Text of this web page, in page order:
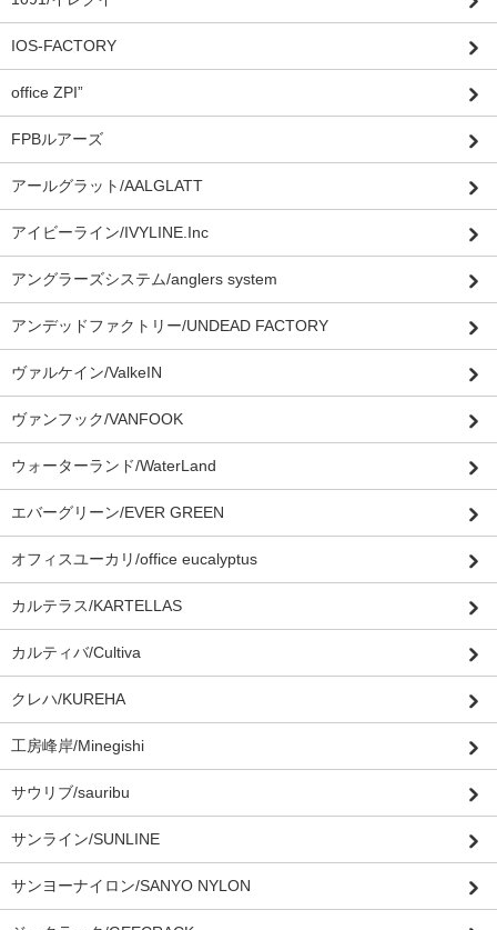
IOS-FACTORY
office ZPI”
FPBルアーズ
アールグラット/AALGLATT
アイビーライン/IVYLINE.Inc
アングラーズシステム/anglers system
アンデッドファクトリー/UNDEAD FACTORY
ヴァルケイン/ValkeIN
ヴァンフック/VANFOOK
ウォーターランド/WaterLand
エバーグリーン/EVER GREEN
オフィスユーカリ/office eucalyptus
カルテラス/KARTELLAS
カルティバ/Cultiva
クレハ/KUREHA
工房峰岸/Minegishi
サウリブ/sauribu
サンライン/SUNLINE
サンヨーナイロン/SANYO NYLON